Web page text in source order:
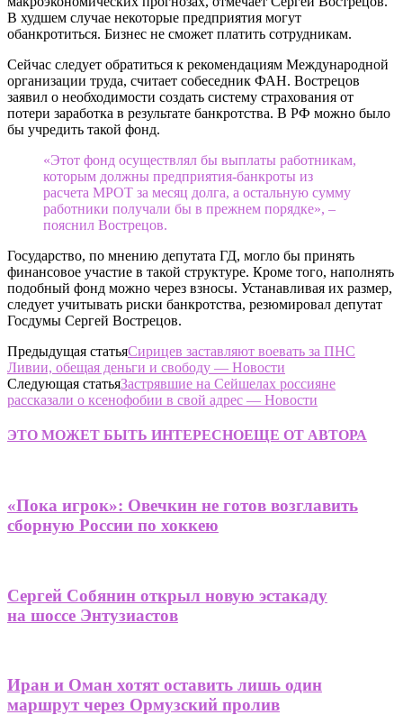
В худшем случае некоторые предприятия могут
обанкротиться. Бизнес не сможет платить сотрудникам.
Сейчас следует обратиться к рекомендациям Международной
организации труда, считает собеседник ФАН. Вострецов
заявил о необходимости создать систему страхования от
потери заработка в результате банкротства. В РФ можно было
бы учредить такой фонд.
«Этот фонд осуществлял бы выплаты работникам,
которым должны предприятия-банкроты из
расчета МРОТ за месяц долга, а остальную сумму
работники получали бы в прежнем порядке», –
пояснил Вострецов.
Государство, по мнению депутата ГД, могло бы принять
финансовое участие в такой структуре. Кроме того, наполнять
подобный фонд можно через взносы. Устанавливая их размер,
следует учитывать риски банкротства, резюмировал депутат
Госдумы Сергей Вострецов.
Предыдущая статьяСирицев заставляют воевать за ПНС
Ливии, обещая деньги и свободу — Новости
Следующая статьяЗастрявшие на Сейшелах россияне
рассказали о ксенофобии в свой адрес — Новости
ЭТО МОЖЕТ БЫТЬ ИНТЕРЕСНОЕЩЕ ОТ АВТОРА
«Пока игрок»: Овечкин не готов возглавить
сборную России по хоккею
Сергей Собянин открыл новую эстакаду
на шоссе Энтузиастов
Иран и Оман хотят оставить лишь один
маршрут через Ормузский пролив